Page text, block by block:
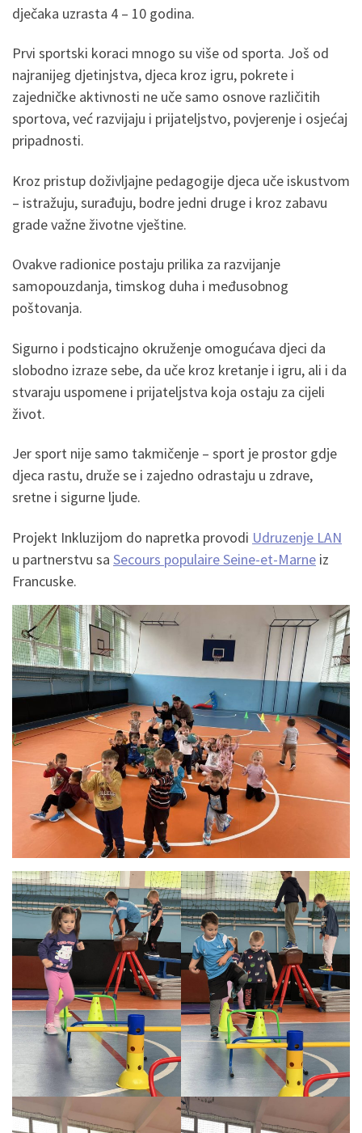
dječaka uzrasta 4 – 10 godina.
Prvi sportski koraci mnogo su više od sporta. Još od
najranijeg djetinjstva, djeca kroz igru, pokrete i
zajedničke aktivnosti ne uče samo osnove različitih
sportova, već razvijaju i prijateljstvo, povjerenje i osjećaj
pripadnosti.
Kroz pristup doživljajne pedagogije djeca uče iskustvom
– istražuju, surađuju, bodre jedni druge i kroz zabavu
grade važne životne vještine.
Ovakve radionice postaju prilika za razvijanje
samopouzdanja, timskog duha i međusobnog
poštovanja.
Sigurno i podsticajno okruženje omogućava djeci da
slobodno izraze sebe, da uče kroz kretanje i igru, ali i da
stvaraju uspomene i prijateljstva koja ostaju za cijeli
život.
Jer sport nije samo takmičenje – sport je prostor gdje
djeca rastu, druže se i zajedno odrastaju u zdrave,
sretne i sigurne ljude.
Projekt Inkluzijom do napretka provodi Udruzenje LAN
u partnerstvu sa Secours populaire Seine-et-Marne iz
Francuske.